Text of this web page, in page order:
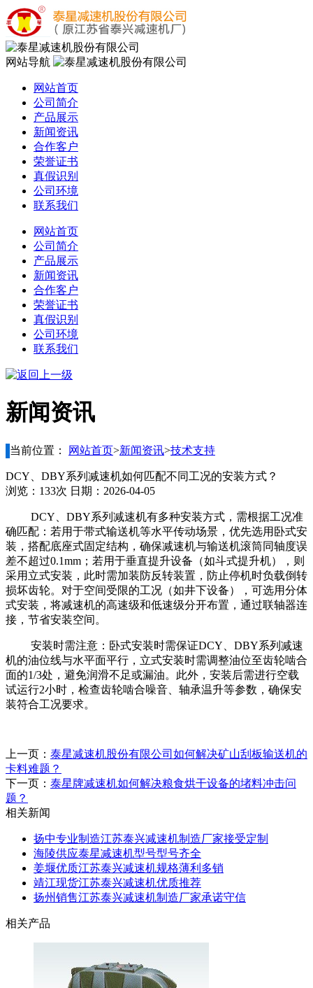
网站导航
网站首页
公司简介
产品展示
新闻资讯
合作客户
荣誉证书
真假识别
公司环境
联系我们
网站首页
公司简介
产品展示
新闻资讯
合作客户
荣誉证书
真假识别
公司环境
联系我们
新闻资讯
当前位置： 网站首页>新闻资讯>技术支持
DCY、DBY系列减速机如何匹配不同工况的安装方式？
浏览：133次 日期：2026-04-05
DCY、DBY系列减速机有多种安装方式，需根据工况准
确匹配：若用于带式输送机等水平传动场景，优先选用卧式安
装，搭配底座式固定结构，确保减速机与输送机滚筒同轴度误
差不超过0.1mm；若用于垂直提升设备（如斗式提升机），则
采用立式安装，此时需加装防反转装置，防止停机时负载倒转
损坏齿轮。对于空间受限的工况（如井下设备），可选用分体
式安装，将减速机的高速级和低速级分开布置，通过联轴器连
接，节省安装空间。
安装时需注意：卧式安装时需保证DCY、DBY系列减速
机的油位线与水平面平行，立式安装时需调整油位至齿轮啮合
面的1/3处，避免润滑不足或漏油。此外，安装后需进行空载
试运行2小时，检查齿轮啮合噪音、轴承温升等参数，确保安
装符合工况要求。
上一页： 泰星减速机股份有限公司如何解决矿山刮板输送机的
卡料难题？
下一页： 泰星牌减速机如何解决粮食烘干设备的堵料冲击问
题？
相关新闻
扬中专业制造江苏泰兴减速机制造厂家接受定制
海陵供应泰星减速机型号型号齐全
姜堰优质江苏泰兴减速机规格薄利多销
靖江现货江苏泰兴减速机优质推荐
扬州销售江苏泰兴减速机制造厂家承诺守信
相关产品